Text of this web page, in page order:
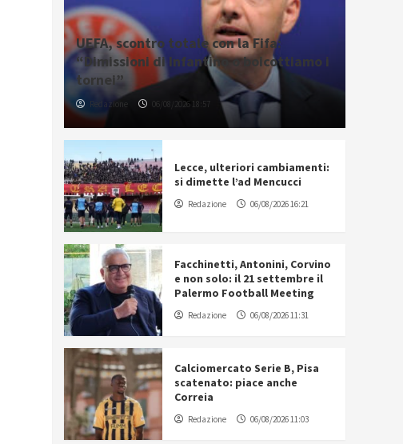
UEFA, scontro totale con la Fifa:
“Dimissioni di Infantino o boicottiamo i
tornei”
Redazione 06/08/2026 18:57
Lecce, ulteriori cambiamenti:
si dimette l’ad Mencucci
Redazione 06/08/2026 16:21
Facchinetti, Antonini, Corvino
e non solo: il 21 settembre il
Palermo Football Meeting
Redazione 06/08/2026 11:31
Calciomercato Serie B, Pisa
scatenato: piace anche
Correia
Redazione 06/08/2026 11:03